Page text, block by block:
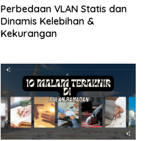
Perbedaan VLAN Statis dan
Dinamis Kelebihan &
Kekurangan